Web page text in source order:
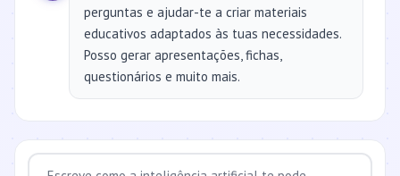
perguntas e ajudar-te a criar materiais
educativos adaptados às tuas necessidades.
Posso gerar apresentações, fichas,
questionários e muito mais.